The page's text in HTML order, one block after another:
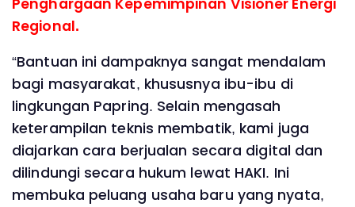
Regional.
“Bantuan ini dampaknya sangat mendalam
bagi masyarakat, khususnya ibu-ibu di
lingkungan Papring. Selain mengasah
keterampilan teknis membatik, kami juga
diajarkan cara berjualan secara digital dan
dilindungi secara hukum lewat HAKI. Ini
membuka peluang usaha baru yang nyata,